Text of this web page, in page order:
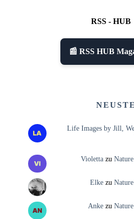
RSS - HUB
📰 RSS HUB
Life Images by Jill,
Violettazu
Elkezu
Ankezu